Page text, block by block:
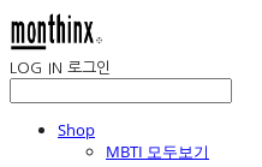
LOG IN 로그인
Shop
MBTI 모두보기